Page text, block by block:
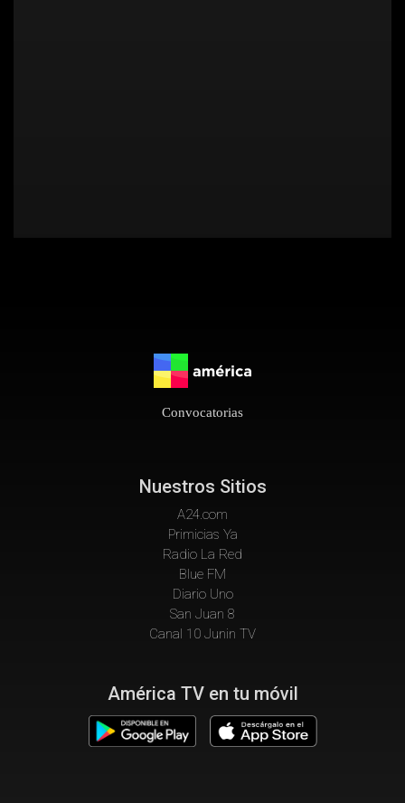
Convocatorias
Nuestros Sitios
A24.com
Primicias Ya
Radio La Red
Blue FM
Diario Uno
San Juan 8
Canal 10 Junin TV
América TV en tu móvil